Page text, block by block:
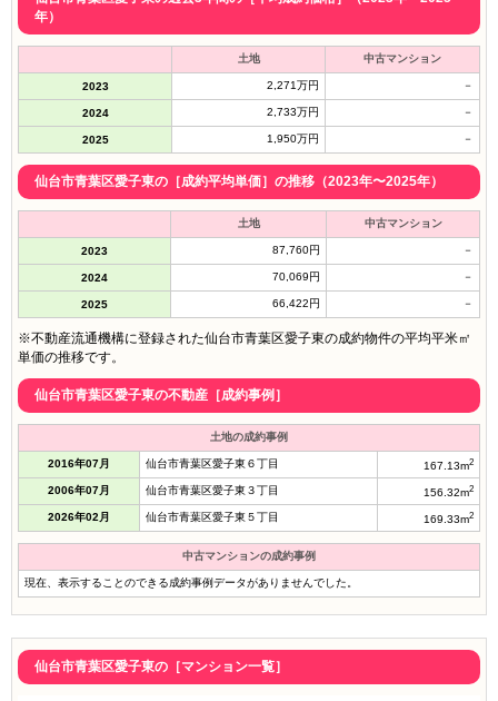
年）
土地 中古マンション
2023 2,271万円 －
2024 2,733万円 －
2025 1,950万円 －
仙台市青葉区愛子東の［成約平均単価］の推移（2023年〜2025年）
土地 中古マンション
2023 87,760円 －
2024 70,069円 －
2025 66,422円 －
※不動産流通機構に登録された仙台市青葉区愛子東の成約物件の平均平米㎡
単価の推移です。
仙台市青葉区愛子東の不動産［成約事例］
土地の成約事例
2016年07月 仙台市青葉区愛子東６丁目 167.13m2
2006年07月 仙台市青葉区愛子東３丁目 156.32m2
2026年02月 仙台市青葉区愛子東５丁目 169.33m2
中古マンションの成約事例
現在、表示することのできる成約事例データがありませんでした。
仙台市青葉区愛子東の［マンション一覧］